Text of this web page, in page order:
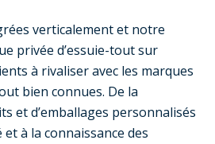
verticalement et notre
privée d’essuie-tout sur
à rivaliser avec les marques
bien connues. De la
et d’emballages personnalisés
et à la connaissance des